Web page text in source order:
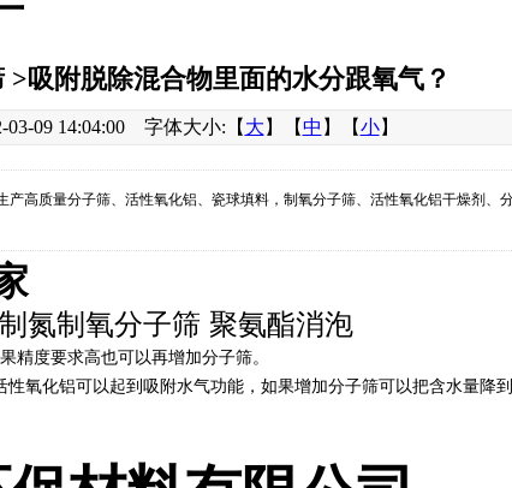
氮制氧分子筛 聚氨酯消泡
>吸附脱除混合物里面的水分跟氧气？
03-09 14:04:00 字体大小:【 大 】【中 】【小】
产高质量分子筛、活性氧化铝、瓷球填料，制氧分子筛、活性氧化铝干燥剂、
精度要求高也可以再增加分子筛。
氧化铝可以起到吸附水气功能，如果增加分子筛可以把含水量降